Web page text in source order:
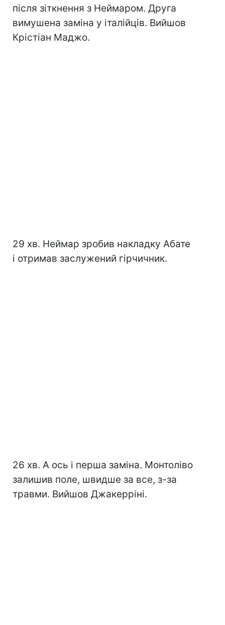
після зіткнення з Неймаром. Друга
вимушена заміна у італійців. Вийшов
Крістіан Маджо.
29 хв. Неймар зробив накладку Абате
і отримав заслужений гірчичник.
26 хв. А ось і перша заміна. Монтоліво
залишив поле, швидше за все, з-за
травми. Вийшов Джакерріні.